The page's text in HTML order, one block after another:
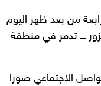
من بعد ظهر اليوم
ـــ تدمر في منطقة
الاجتماعي صورا